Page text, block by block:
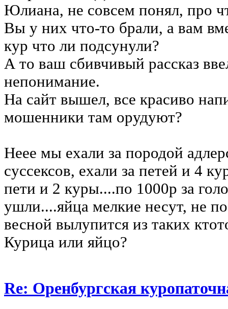
Юлиана, не совсем понял, про
Вы у них что-то брали, а вам
кур что ли подсунули?
А то ваш сбивчивый рассказ
непонимание.
На сайт вышел, все красиво
мошенники там орудуют?
Неее мы ехали за породой
суссексов, ехали за петей и 4
пети и 2 куры....по 1000р за
ушли....яйца мелкие несут, не
весной вылупится из таких
Курица или яйцо?
Re: Оренбургская